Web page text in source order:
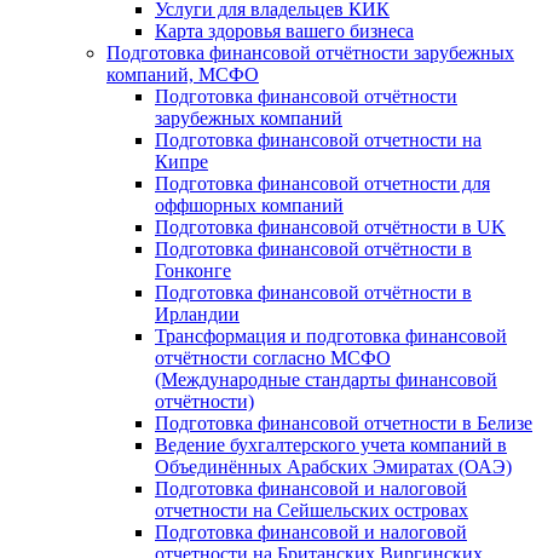
Услуги для владельцев КИК
Карта здоровья вашего бизнеса
Подготовка финансовой отчётности зарубежных
компаний, МСФО
Подготовка финансовой отчётности
зарубежных компаний
Подготовка финансовой отчетности на
Кипре
Подготовка финансовой отчетности для
оффшорных компаний
Подготовка финансовой отчётности в UK
Подготовка финансовой отчётности в
Гонконге
Подготовка финансовой отчётности в
Ирландии
Трансформация и подготовка финансовой
отчётности согласно МСФО
(Международные стандарты финансовой
отчётности)
Подготовка финансовой отчетности в Белизе
Ведение бухгалтерского учета компаний в
Объединённых Арабских Эмиратах (ОАЭ)
Подготовка финансовой и налоговой
отчетности на Сейшельских островах
Подготовка финансовой и налоговой
отчетности на Британских Виргинских